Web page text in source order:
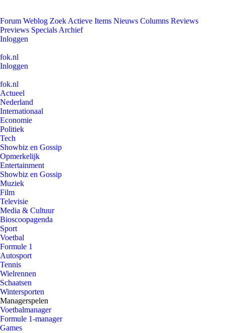
Forum Weblog Zoek Actieve Items Nieuws Columns Reviews
Previews Specials Archief
Inloggen
fok.nl
Inloggen
fok.nl
Actueel
Nederland
Internationaal
Economie
Politiek
Tech
Showbiz en Gossip
Opmerkelijk
Entertainment
Showbiz en Gossip
Muziek
Film
Televisie
Media & Cultuur
Bioscoopagenda
Sport
Voetbal
Formule 1
Autosport
Tennis
Wielrennen
Schaatsen
Wintersporten
Managerspelen
Voetbalmanager
Formule 1-manager
Games